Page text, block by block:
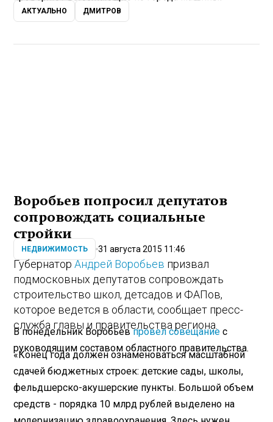
АКТУАЛЬНО ДМИТРОВ
Воробьев попросил депутатов
сопровождать социальные
стройки
НЕДВИЖИМОСТЬ 31 августа 2015 11:46
ГубернаторАндрей Воробьев призвал
подмосковных депутатов сопровождать
строительство школ, детсадов и ФАПов,
которое ведется в области, сообщает пресс-
служба главы и правительства региона.
В понедельник Воробьевпровел совещание с
руководящим составом областного правительства.
«Конец года должен ознаменоваться масштабной
сдачей бюджетных строек: детские сады, школы,
фельдшерско-акушерские пункты. Большой объем
средств - порядка 10 млрд рублей выделено на